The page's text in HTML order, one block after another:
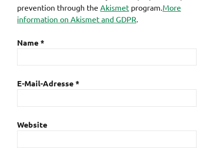
prevention through the Akismet program. More
information on Akismet and GDPR
Name*
E-Mail-Adresse*
Website